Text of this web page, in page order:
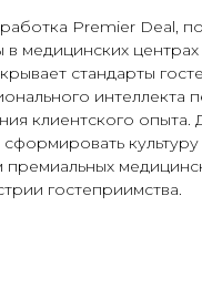
Premier Deal,
медицинских
стандарты
интеллекта
клиентского опыта.
культуру
гостеприимства.